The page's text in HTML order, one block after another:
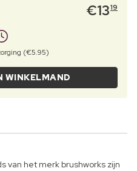
€1319
(€5.95)
WINKELMAND
van het merk brushworks zijn